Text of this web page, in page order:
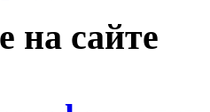
на сайте